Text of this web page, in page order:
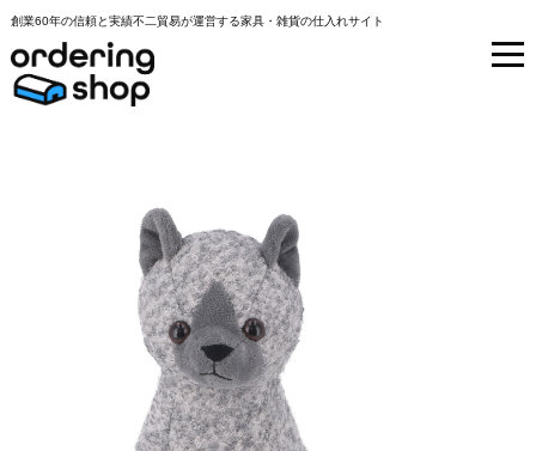
創業60年の信頼と実績不二貿易が運営する家具・雑貨の仕入れサイト